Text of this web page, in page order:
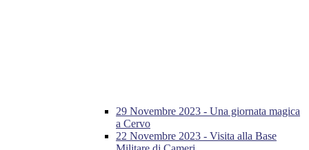
29 Novembre 2023 - Una giornata magica
a Cervo
22 Novembre 2023 - Visita alla Base